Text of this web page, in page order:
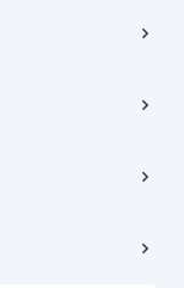
윈트리빌딩) B동 5층
, 8층 미소
자에게 있습니다.